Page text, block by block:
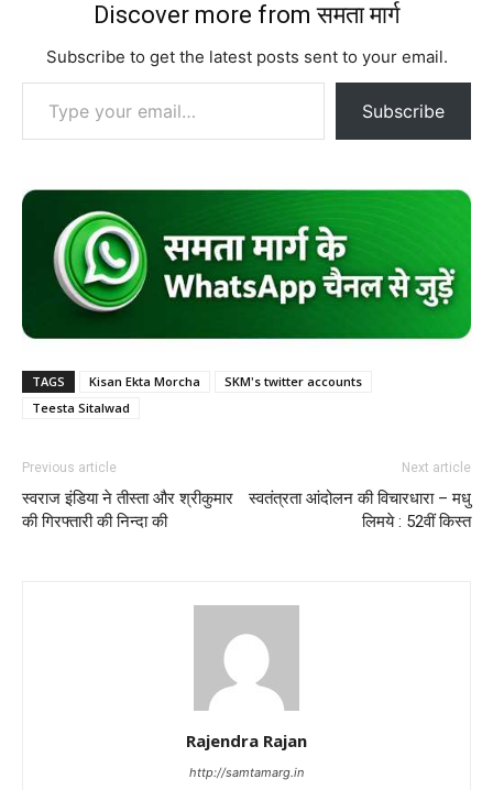
Discover more from समता मार्ग
Subscribe to get the latest posts sent to your email.
Type your email…
Subscribe
TAGS Kisan Ekta Morcha
SKM's twitter accounts
Teesta Sitalwad
Previous article
स्वराज इंडिया ने तीस्ता और श्रीकुमार
की गिरफ्तारी की निन्दा की
Next article
स्वतंत्रता आंदोलन की विचारधारा – मधु
लिमये : 52वीं किस्त
Rajendra Rajan
http://samtamarg.in